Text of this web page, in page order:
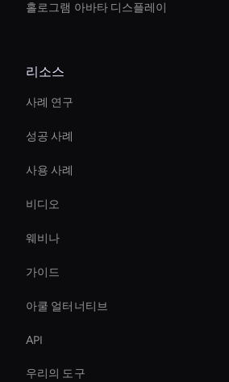
홀로그램 아바타 디스플레이
리소스
사례 연구
성공 사례
사용 사례
비디오
웨비나
가이드
아쿨 얼터너티브
API
우리의 도구